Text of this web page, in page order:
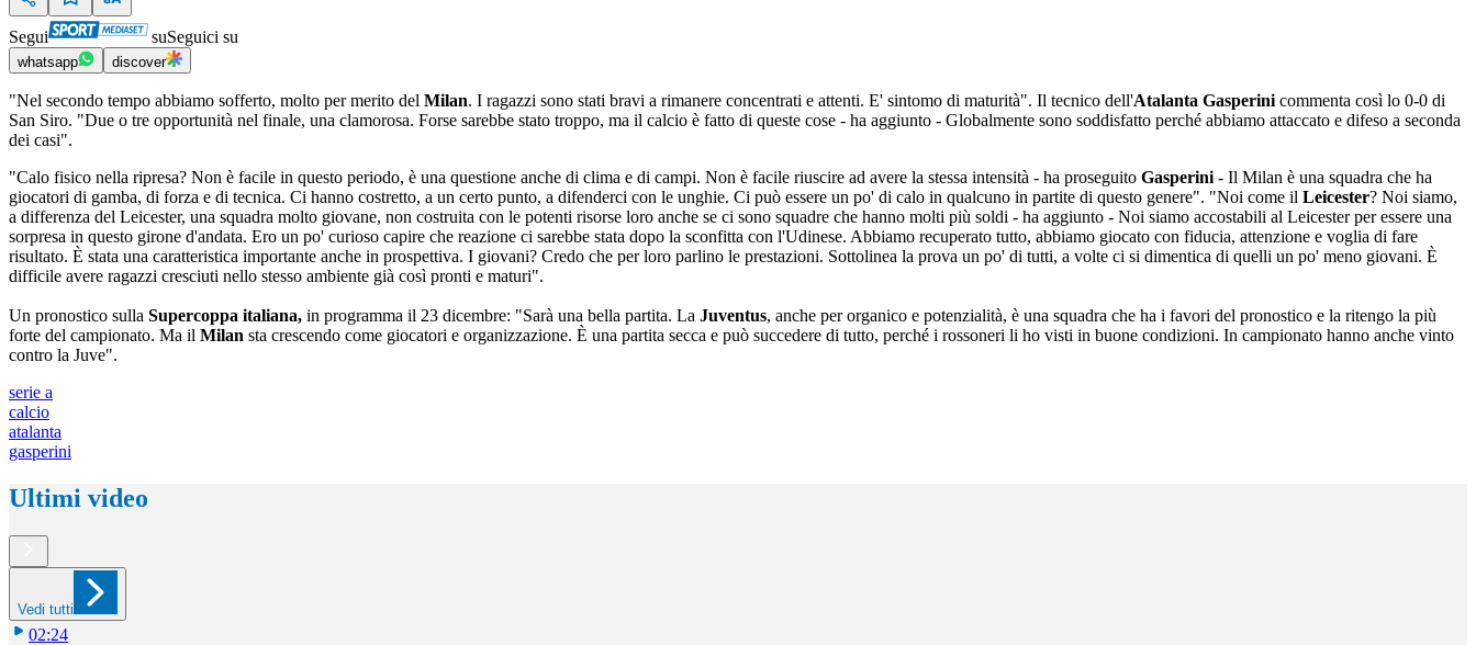
Segui suSeguici su
whatsapp discover
"Nel secondo tempo abbiamo sofferto, molto per merito del Milan. I ragazzi sono stati bravi a rimanere concentrati e attenti. E' sintomo di maturità". Il tecnico dell'Atalanta Gasperini commenta così lo 0-0 di
San Siro. "Due o tre opportunità nel finale, una clamorosa. Forse sarebbe stato troppo, ma il calcio è fatto di queste cose - ha aggiunto - Globalmente sono soddisfatto perché abbiamo attaccato e difeso a seconda
dei casi".
"Calo fisico nella ripresa? Non è facile in questo periodo, è una questione anche di clima e di campi. Non è facile riuscire ad avere la stessa intensità - ha proseguito Gasperini - Il Milan è una squadra che ha
giocatori di gamba, di forza e di tecnica. Ci hanno costretto, a un certo punto, a difenderci con le unghie. Ci può essere un po' di calo in qualcuno in partite di questo genere". "Noi come il Leicester? Noi siamo,
a differenza del Leicester, una squadra molto giovane, non costruita con le potenti risorse loro anche se ci sono squadre che hanno molti più soldi - ha aggiunto - Noi siamo accostabili al Leicester per essere una
sorpresa in questo girone d'andata. Ero un po' curioso capire che reazione ci sarebbe stata dopo la sconfitta con l'Udinese. Abbiamo recuperato tutto, abbiamo giocato con fiducia, attenzione e voglia di fare
risultato. È stata una caratteristica importante anche in prospettiva. I giovani? Credo che per loro parlino le prestazioni. Sottolinea la prova un po' di tutti, a volte ci si dimentica di quelli un po' meno giovani. È
difficile avere ragazzi cresciuti nello stesso ambiente già così pronti e maturi".
Un pronostico sulla Supercoppa italiana, in programma il 23 dicembre: "Sarà una bella partita. La Juventus, anche per organico e potenzialità, è una squadra che ha i favori del pronostico e la ritengo la più
forte del campionato. Ma il Milan sta crescendo come giocatori e organizzazione. È una partita secca e può succedere di tutto, perché i rossoneri li ho visti in buone condizioni. In campionato hanno anche vinto
contro la Juve".
serie a
calcio
atalanta
gasperini
Ultimi video
Vedi tutti
02:24